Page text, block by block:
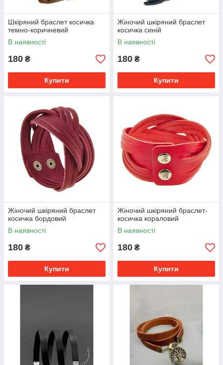
Шкіряний браслет косичка
темно-коричневий
В наявності
180 ₴
Купити
Жіночий шкіряний браслет
косичка синій
В наявності
180 ₴
Купити
Жіночий шкіряний браслет
косичка бордовий
В наявності
180 ₴
Купити
Жіночий шкіряний браслет-
косичка кораловий
В наявності
180 ₴
Купити